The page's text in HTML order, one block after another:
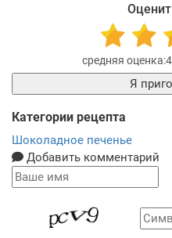
Я
Категории рецепта
Шоколадное печенье
Добавить комментарий